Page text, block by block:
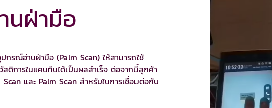
ฝ่ามือ
รณ์อ่านฝ่ามือ (Palm Scan) ให้สามารถใช้
สดิการในแคนทีนได้เป็นผลสำเร็จ ต่อจากนี้ลูกค้า
และ Palm Scan สำหรับในการเชื่อมต่อกับ